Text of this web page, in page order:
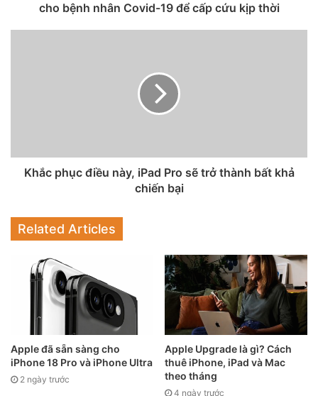
cho bệnh nhân Covid-19 để cấp cứu kịp thời
Khắc phục điều này, iPad Pro sẽ trở thành bất khả
chiến bại
Related Articles
Apple đã sẵn sàng cho
iPhone 18 Pro và iPhone Ultra
2 ngày trước
Apple Upgrade là gì? Cách
thuê iPhone, iPad và Mac
theo tháng
4 ngày trước